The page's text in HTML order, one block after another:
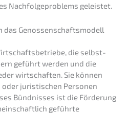
Nachfol­ge­pro­blems geleistet.
Genos­sen­schafts­mo­dell
die selbst­
geführt werden und die
wirtschaf­ten. Sie können
juris­ti­schen Perso­nen
Bündnis­ses ist die Förde­rung
geführ­te